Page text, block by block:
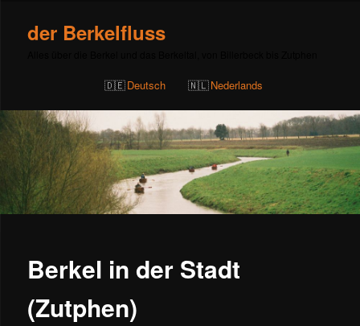
der Berkelfluss
Deutsch Nederlands
Berkel in der Stadt
(Zutphen)